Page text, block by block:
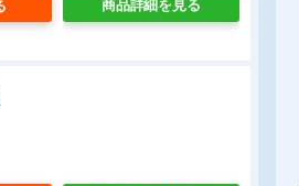
商品詳細を見る